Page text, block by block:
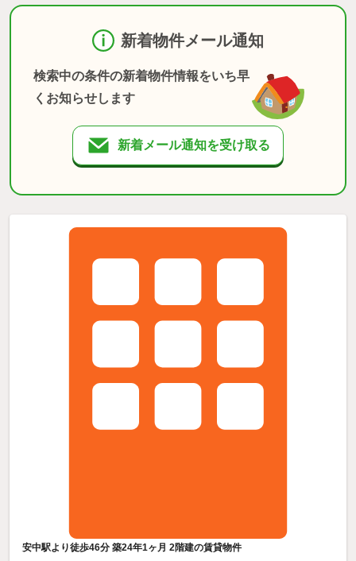
新着物件メール通知
検索中の条件の新着物件情報をいち早
くお知らせします
新着メール通知を受け取る
安中駅より徒歩46分 築24年1ヶ月 2階建の賃貸物件